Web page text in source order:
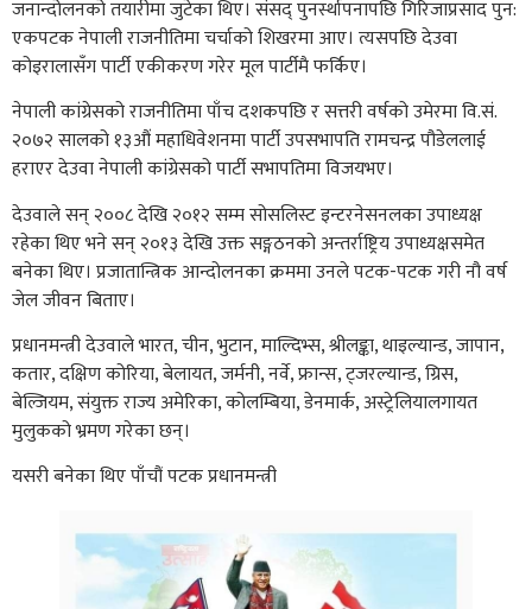
जनान्दोलनको तयारीमा जुटेका थिए। संसद् पुनर्स्थापनापछि गिरिजाप्रसाद पुन:
एकपटक नेपाली राजनीतिमा चर्चाको शिखरमा आए। त्यसपछि देउवा
कोइरालासँग पार्टी एकीकरण गरेर मूल पार्टीमै फर्किए।
नेपाली कांग्रेसको राजनीतिमा पाँच दशकपछि र सत्तरी वर्षको उमेरमा वि‌.सं.
२०७२ सालको १३औं महाधिवेशनमा पार्टी उपसभापति रामचन्द्र पौडेललाई
हराएर देउवा नेपाली कांग्रेसको पार्टी सभापतिमा विजयभए।
देउवाले सन् २००८ देखि २०१२ सम्म सोसलिस्ट इन्टरनेसनलका उपाध्यक्ष
रहेका थिए भने सन् २०१३ देखि उक्त सङ्गठनको अन्तर्राष्ट्रिय उपाध्यक्षसमेत
बनेका थिए। प्रजातान्त्रिक आन्दोलनका क्रममा उनले पटक-पटक गरी नौ वर्ष
जेल जीवन बिताए।
प्रधानमन्त्री देउवाले भारत, चीन, भुटान, माल्दिभ्स, श्रीलङ्का, थाइल्यान्ड, जापान,
कतार, दक्षिण कोरिया, बेलायत, जर्मनी, नर्वे, फ्रान्स, ट्जरल्यान्ड, ग्रिस,
बेल्जियम, संयुक्त राज्य अमेरिका, कोलम्बिया, डेनमार्क, अस्ट्रेलियालगायत
मुलुकको भ्रमण गरेका छन्।
यसरी बनेका थिए पाँचौं पटक प्रधानमन्त्री